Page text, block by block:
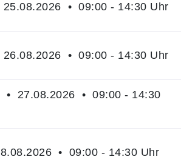
• 09:00 - 14:30 Uhr
• 09:00 - 14:30 Uhr
• 27.08.2026 • 09:00 - 14:30
• 09:00 - 14:30 Uhr